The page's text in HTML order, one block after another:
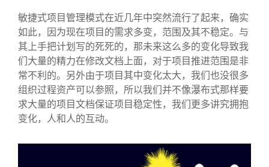
敏捷式项目管理模式在近几年中突然流行了起来，确实
如此，因为现在项目的需求多变，范围及其不稳定。与
其上手把计划写的死死的，那未来这么多的变化导致我
们大量的精力在修改文档上面，对于项目推进范围是非
常不利的。另外由于项目其中变化太大，我们也没很多
组织过程资产可以参照，所以我们并不像瀑布式那样要
求大量的项目文档保证项目稳定性，我们更多讲究拥抱
变化，人和人的互动。